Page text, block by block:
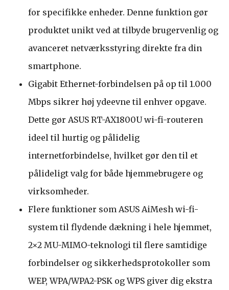
for specifikke enheder. Denne funktion gør
produktet unikt ved at tilbyde brugervenlig og
avanceret netværksstyring direkte fra din
smartphone.
Gigabit Ethernet-forbindelsen på op til 1.000
Mbps sikrer høj ydeevne til enhver opgave.
Dette gør ASUS RT-AX1800U wi-fi-routeren
ideel til hurtig og pålidelig
internetforbindelse, hvilket gør den til et
pålideligt valg for både hjemmebrugere og
virksomheder.
Flere funktioner som ASUS AiMesh wi-fi-
system til flydende dækning i hele hjemmet,
2×2 MU-MIMO-teknologi til flere samtidige
forbindelser og sikkerhedsprotokoller som
WEP, WPA/WPA2-PSK og WPS giver dig ekstra